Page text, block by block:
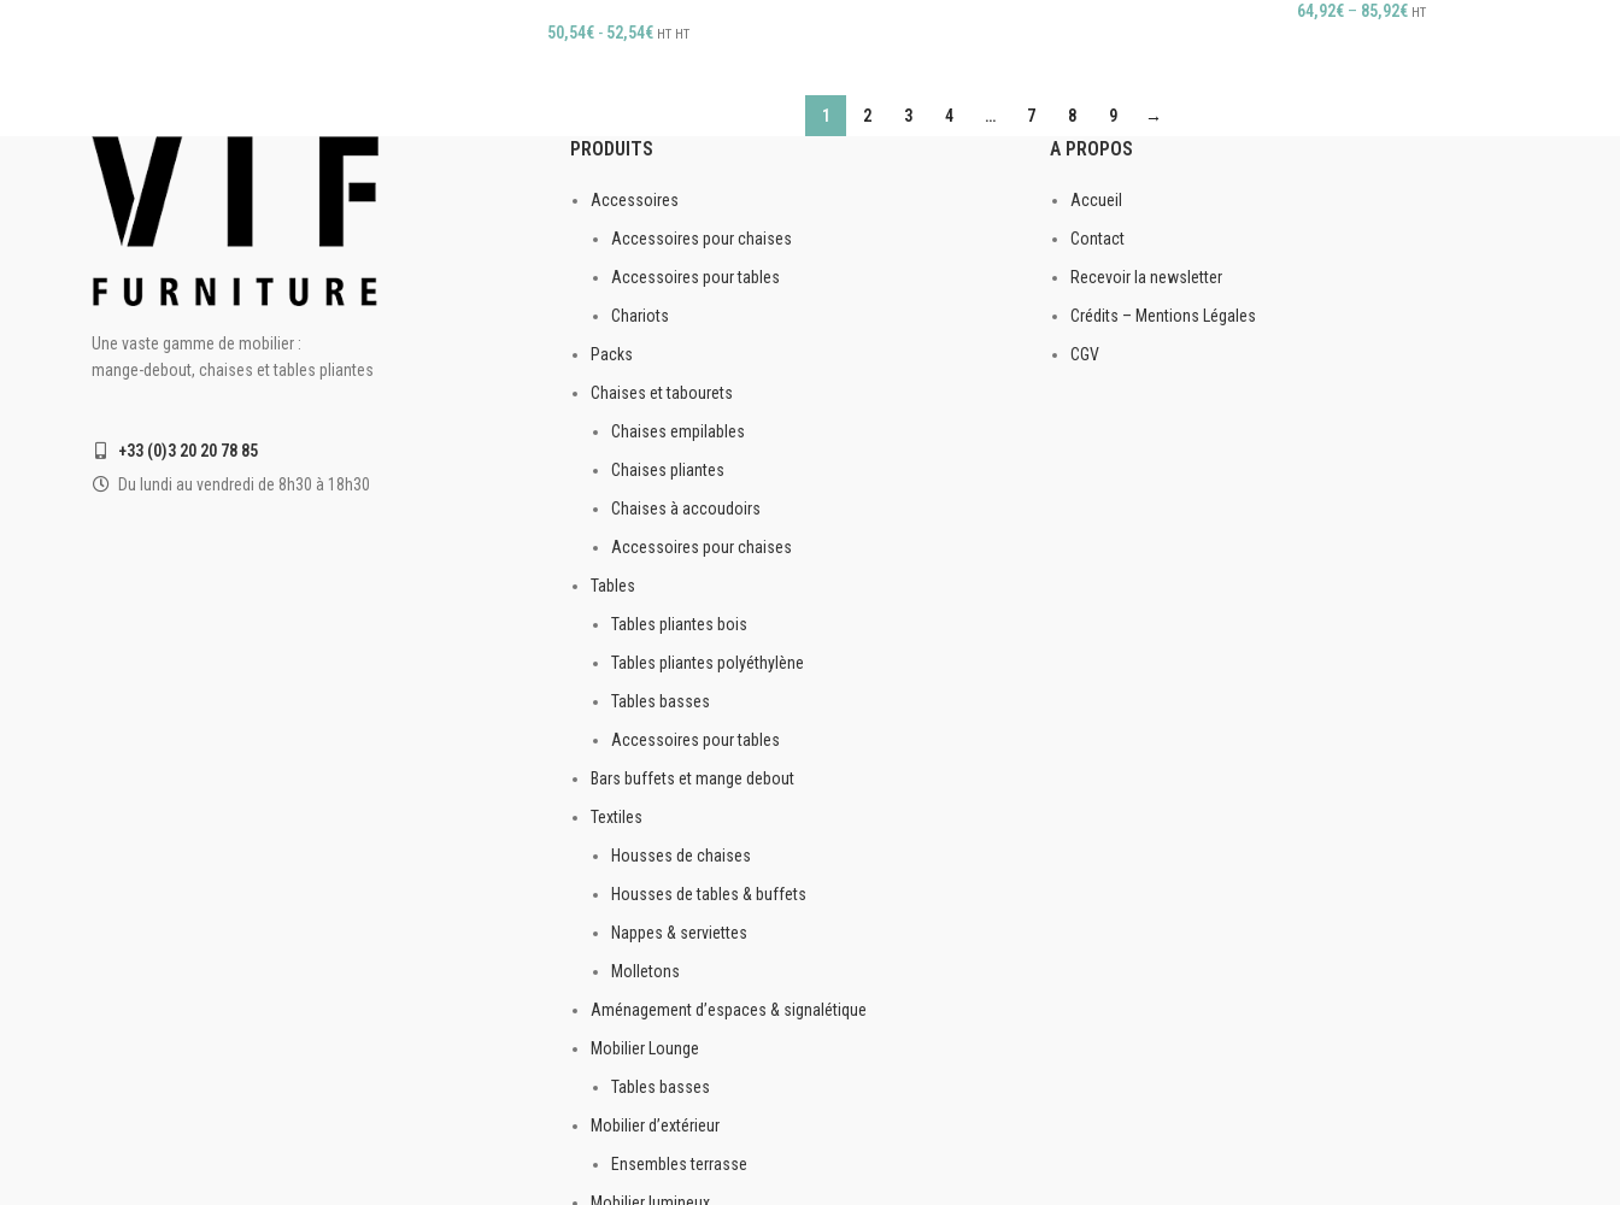
50,54€ - 52,54€ HT HT
64,92€– 85,92€ HT
1 2 3 4 … 7 8 9 →
Une vaste gamme de mobilier :
mange-debout, chaises et tables pliantes
+33 (0)3 20 20 78 85
Du lundi au vendredi de 8h30 à 18h30
PRODUITS
Accessoires
Accessoires pour chaises
Accessoires pour tables
Chariots
Packs
Chaises et tabourets
Chaises empilables
Chaises pliantes
Chaises à accoudoirs
Accessoires pour chaises
Tables
Tables pliantes bois
Tables pliantes polyéthylène
Tables basses
Accessoires pour tables
Bars buffets et mange debout
Textiles
Housses de chaises
Housses de tables & buffets
Nappes & serviettes
Molletons
Aménagement d’espaces & signalétique
Mobilier Lounge
Tables basses
Mobilier d’extérieur
Ensembles terrasse
A PROPOS
Accueil
Contact
Recevoir la newsletter
Crédits – Mentions Légales
CGV